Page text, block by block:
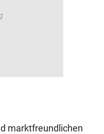
marktfreundlichen